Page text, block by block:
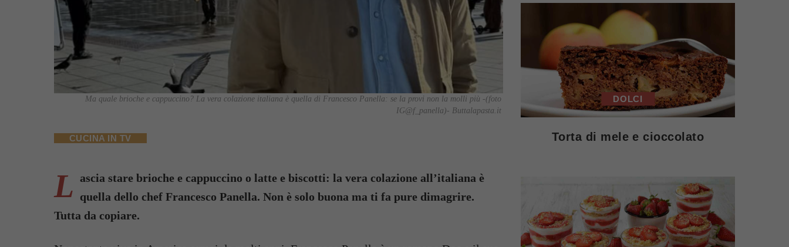
Ma quale brioche e cappuccino? La vera colazione italiana è quella di Francesco Panella: se la provi non la molli più -(foto
IG@f_panella)- Buttalapasta.it
CUCINA IN TV
L ascia stare brioche e cappuccino o latte e biscotti: la vera colazione all’italiana è
quella dello chef Francesco Panella. Non è solo buona ma ti fa pure dimagrire.
Tutta da copiare.
DOLCI
Torta di mele e cioccolato